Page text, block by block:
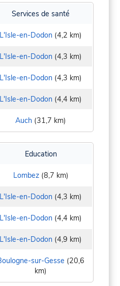
Services de santé
L'Isle-en-Dodon (4,2 km)
L'Isle-en-Dodon (4,3 km)
L'Isle-en-Dodon (4,3 km)
L'Isle-en-Dodon (4,4 km)
Auch (31,7 km)
Education
Lombez(8,7 km)
L'Isle-en-Dodon (4,3 km)
L'Isle-en-Dodon (4,4 km)
L'Isle-en-Dodon (4,9 km)
sur-Gesse (20,6
km)